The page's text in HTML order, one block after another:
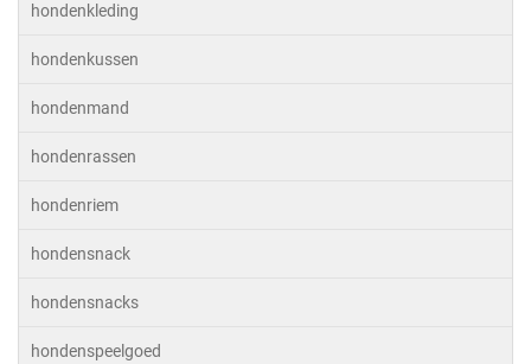
hondenkleding
hondenkussen
hondenmand
hondenrassen
hondenriem
hondensnack
hondensnacks
hondenspeelgoed